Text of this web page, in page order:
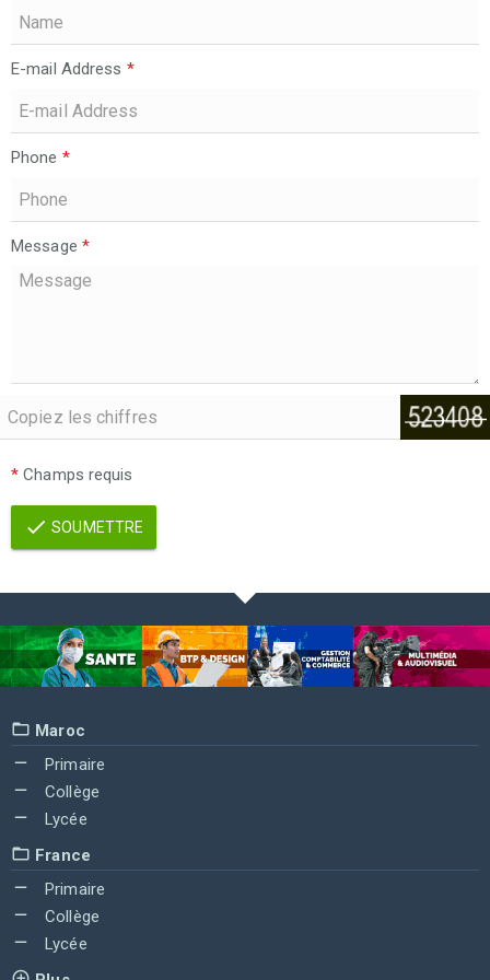
E-mail Address *
Phone *
Message *
* Champs requis
SOUMETTRE
Maroc
Primaire
Collège
Lycée
France
Primaire
Collège
Lycée